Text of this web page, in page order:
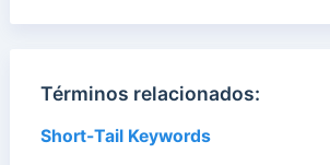
Términos relacionados:
Short-Tail Keywords